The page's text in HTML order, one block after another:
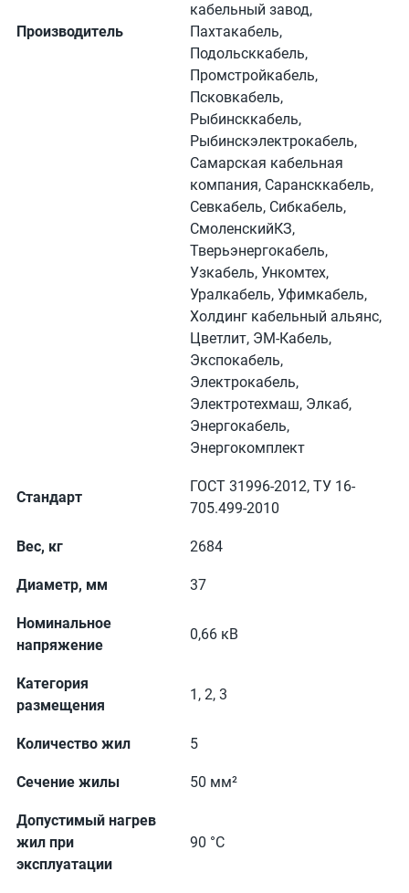
Производитель
кабельный завод,
Пахтакабель,
Подольсккабель,
Промстройкабель,
Псковкабель,
Рыбинсккабель,
Рыбинскэлектрокабель,
Самарская кабельная
компания, Сарансккабель,
Севкабель, Сибкабель,
СмоленскийКЗ,
Тверьэнергокабель,
Узкабель, Ункомтех,
Уралкабель, Уфимкабель,
Холдинг кабельный альянс,
Цветлит, ЭМ-Кабель,
Экспокабель,
Электрокабель,
Электротехмаш, Элкаб,
Энергокабель,
Энергокомплект
Стандарт
ГОСТ 31996-2012, ТУ 16-
705.499-2010
Вес, кг 2684
Диаметр, мм 37
Номинальное
напряжение
0,66 кВ
Категория
размещения
1, 2, 3
Количество жил 5
Сечение жилы 50 мм²
Допустимый нагрев
жил при
эксплуатации
90 °С